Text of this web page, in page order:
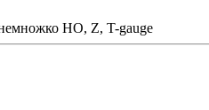
HO, Z, T-gauge